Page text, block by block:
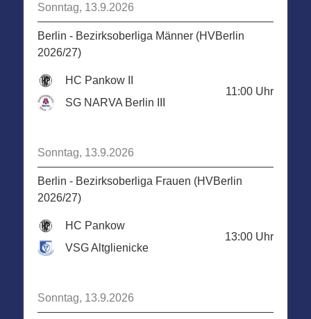
Sonntag, 13.9.2026
Berlin - Bezirksoberliga Männer (HVBerlin
2026/27)
HC Pankow II
SG NARVA Berlin III
11:00 Uhr
Sonntag, 13.9.2026
Berlin - Bezirksoberliga Frauen (HVBerlin
2026/27)
HC Pankow
VSG Altglienicke
13:00 Uhr
Sonntag, 13.9.2026